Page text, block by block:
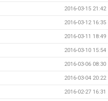
2016-03-15 21:42
2016-03-12 16:35
2016-03-11 18:49
2016-03-10 15:54
2016-03-06 08:30
2016-03-04 20:22
2016-02-27 16:31